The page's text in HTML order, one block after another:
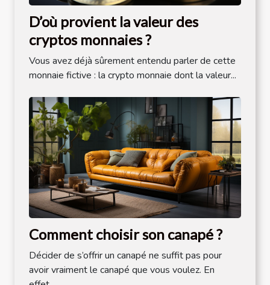
D’où provient la valeur des
cryptos monnaies ?
Vous avez déjà sûrement entendu parler de cette
monnaie fictive : la crypto monnaie dont la valeur...
Comment choisir son canapé ?
Décider de s’offrir un canapé ne suffit pas pour
avoir vraiment le canapé que vous voulez. En